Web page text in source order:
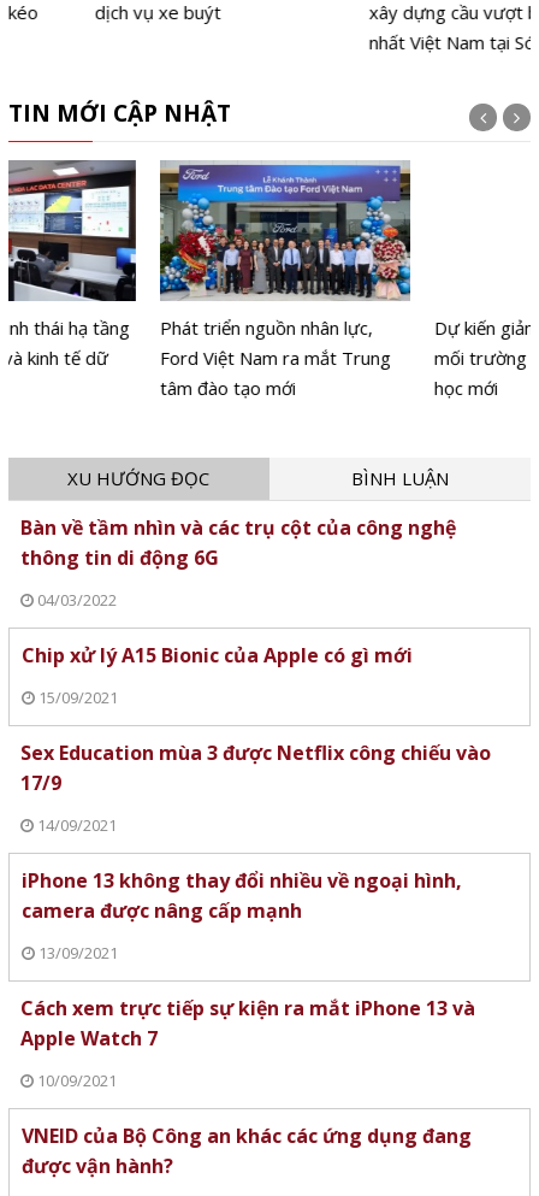
dịch vụ xe buýt
xây dựng cầu vượt biển dài
nhất Việt Nam tại Sóc Trăng
TIN MỚI CẬP NHẬT
Phát triển nguồn nhân lực,
Ford Việt Nam ra mắt Trung
Dự kiến giảm hơn 17.000 đầu
mối trường công trước năm
học mới
XU HƯỚNG ĐỌC BÌNH LUẬN
Bàn về tầm nhìn và các trụ cột của công nghệ
thông tin di động 6G
04/03/2022
Chip xử lý A15 Bionic của Apple có gì mới
15/09/2021
Sex Education mùa 3 được Netflix công chiếu vào
17/9
14/09/2021
iPhone 13 không thay đổi nhiều về ngoại hình,
camera được nâng cấp mạnh
13/09/2021
Cách xem trực tiếp sự kiện ra mắt iPhone 13 và
Apple Watch 7
10/09/2021
VNEID của Bộ Công an khác các ứng dụng đang
được vận hành?